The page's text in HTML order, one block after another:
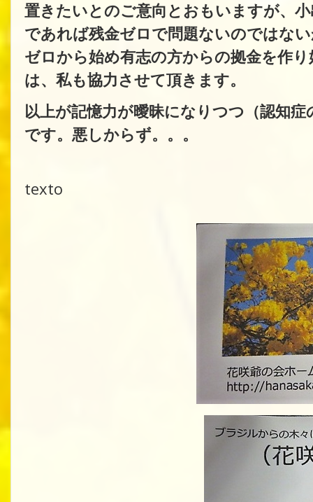
置きたいとのご意向とおもいますが、
であれば残金ゼロで問題ないのではな
ゼロから始め有志の方からの拠金を作
は、私も協力させて頂きます。
以上が記憶力が曖昧になりつつ（認知
です。悪しからず。。。
texto